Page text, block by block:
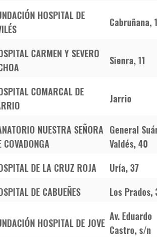
HOSPITAL DE
Cabruñana,
CARMEN Y SEVERO
Sienra, 11
COMARCAL DE
Jarrio
NUESTRA SEÑORA
COVADONGA
General
Valdés, 40
DE LA CRUZ ROJA
Uría, 37
DE CABUEÑES Los Prados,
HOSPITAL DE JOVE
Av. Eduardo
Castro, s/n